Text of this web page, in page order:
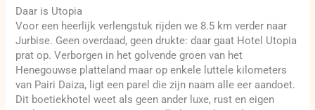
Daar is Utopia
Voor een heerlijk verlengstuk rijden we 8.5 km verder naar
Jurbise. Geen overdaad, geen drukte: daar gaat Hotel Utopia
prat op. Verborgen in het golvende groen van het
Henegouwse platteland maar op enkele luttele kilometers
van Pairi Daiza, ligt een parel die zijn naam alle eer aandoet.
Dit boetiekhotel weet als geen ander luxe, rust en eigen